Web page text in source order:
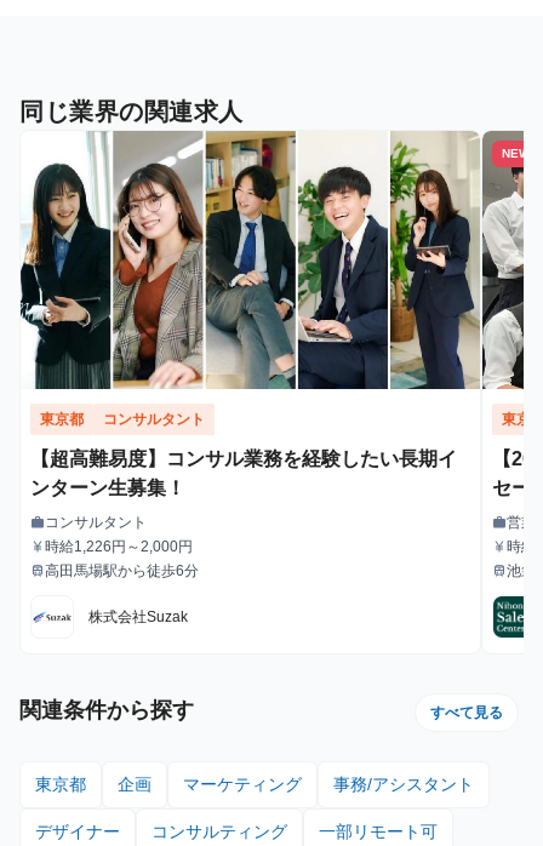
同じ業界の関連求人
東京都 コンサルタント
【超高難易度】コンサル業務を経験したい長期イ
ンターン生募集！
職種
workコンサルタント
給与
currency_yen時給1,226円～2,000円
最寄駅
train高田馬場駅から徒歩6分
株式会社Suzak
NEW
東京
【
セー
業力
か？
#1.2
期・
職種
work営業
給与
currency_yen時給
最寄駅
train池袋
関連条件から探す すべて見る
東京都 企画 マーケティング 事務/アシスタント
デザイナー コンサルティング 一部リモート可